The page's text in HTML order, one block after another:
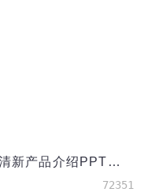
水果清新产品介绍PPT模板
72351